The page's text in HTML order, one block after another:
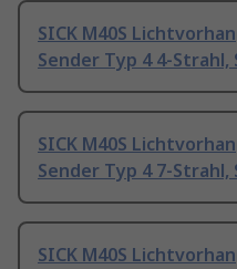
SICK M40S
Sender Typ 4 4-Strahl,
SICK M40S
Sender Typ 4 7-Strahl,
SICK M40S